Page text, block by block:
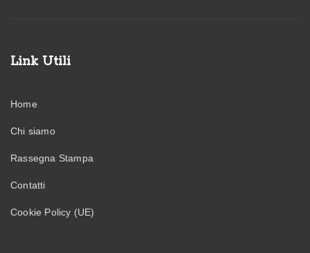
Link Utili
Home
Chi siamo
Rassegna Stampa
Contatti
Cookie Policy (UE)